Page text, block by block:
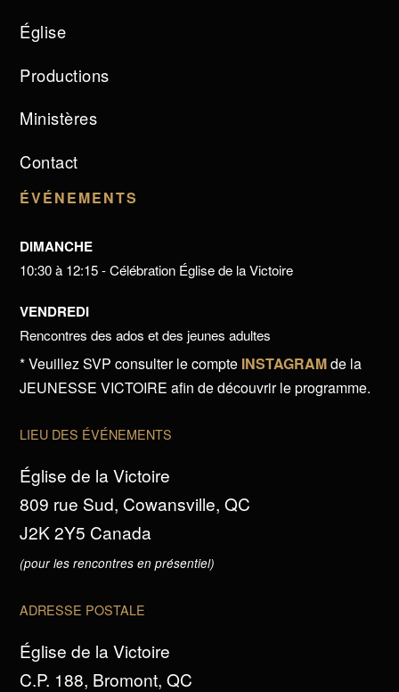
Église
Productions
Ministères
Contact
ÉVÉNEMENTS
DIMANCHE
10:30 à 12:15 - Célébration Église de la Victoire
VENDREDI
Rencontres des ados et des jeunes adultes
* Veuillez SVP consulter le compte INSTAGRAMde la
JEUNESSE VICTOIRE afin de découvrir le programme.
LIEU DES ÉVÉNEMENTS
Église de la Victoire
809 rue Sud, Cowansville, QC
J2K 2Y5 Canada
(pour les rencontres en présentiel)
ADRESSE POSTALE
Église de la Victoire
C.P. 188, Bromont, QC